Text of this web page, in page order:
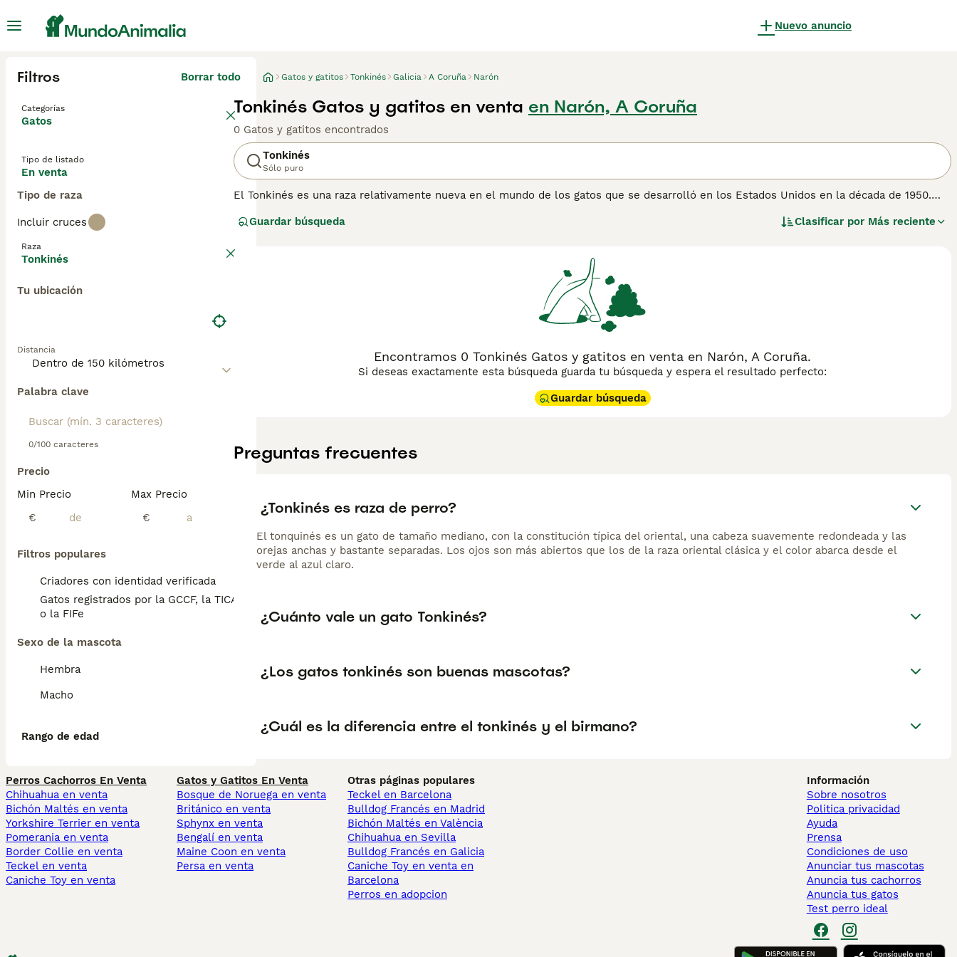
Nuevo anuncio
Filtros Borrar todo
Categorías
Gatos
Tipo de listado
En venta
Tipo de raza
Incluir cruces
Raza
Tonkinés
Tu ubicación
Distancia
Palabra clave
0/100 caracteres
Precio
Min Precio
€
Max Precio
€
Filtros populares
Criadores con identidad verificada
Gatos registrados por la GCCF, la TICA
o la FIFe
Sexo de la mascota
Hembra
Macho
Rango de edad
Gatos y gatitos Tonkinés Galicia A Coruña Narón
Tonkinés Gatos y gatitos en venta en Narón, A Coruña
0 Gatos y gatitos encontrados
Tonkinés
Sólo puro
El Tonkinés es una raza relativamente nueva en el mundo de los gatos que se desarrolló en los Estados Unidos en la década de 1950.
sus padres, especialmente su buena apariencia. Les encanta estar rodeados de personas y forman vínculos excepcionalmente fuertes
un Tonkinés resulta un verdadero placer, ya que se aseguran de que nunca haya momentos aburridos cuando están alrededor. Lee
nuestra página de consejos de compra de Tonkinés para obtener información sobre esta raza de gato.
Guardar búsqueda Clasificar por Más reciente
Encontramos 0 Tonkinés Gatos y gatitos en venta en Narón, A Coruña.
Si deseas exactamente esta búsqueda guarda tu búsqueda y espera el resultado perfecto:
Guardar búsqueda
Preguntas frecuentes
¿Tonkinés es raza de perro?
El tonquinés es un gato de tamaño mediano, con la constitución típica del oriental, una cabeza suavemente redondeada y las
orejas anchas y bastante separadas. Los ojos son más abiertos que los de la raza oriental clásica y el color abarca desde el
verde al azul claro.
¿Cuánto vale un gato Tonkinés?
¿Los gatos tonkinés son buenas mascotas?
¿Cuál es la diferencia entre el tonkinés y el birmano?
Perros Cachorros En Venta
Chihuahua en venta
Bichón Maltés en venta
Yorkshire Terrier en venta
Pomerania en venta
Border Collie en venta
Teckel en venta
Caniche Toy en venta
Gatos y Gatitos En Venta
Bosque de Noruega en venta
Británico en venta
Sphynx en venta
Bengalí en venta
Maine Coon en venta
Persa en venta
Otras páginas populares
Teckel en Barcelona
Bulldog Francés en Madrid
Bichón Maltés en València
Chihuahua en Sevilla
Bulldog Francés en Galicia
Caniche Toy en venta en
Barcelona
Perros en adopcion
Información
Sobre nosotros
Politica privacidad
Ayuda
Prensa
Condiciones de uso
Anunciar tus mascotas
Anuncia tus cachorros
Anuncia tus gatos
Test perro ideal